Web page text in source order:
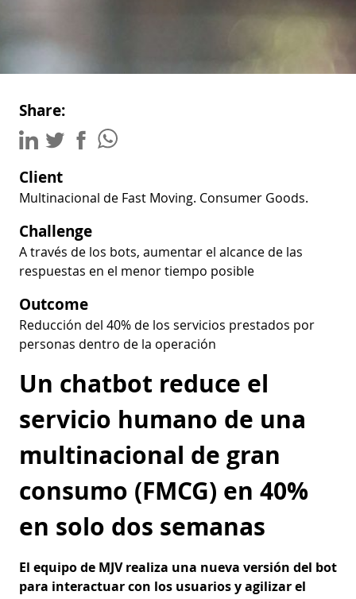
Share:
Client
Multinacional de Fast Moving. Consumer Goods.
Challenge
A través de los bots, aumentar el alcance de las
respuestas en el menor tiempo posible
Outcome
Reducción del 40% de los servicios prestados por
personas dentro de la operación
Un chatbot reduce el
servicio humano de una
multinacional de gran
consumo (FMCG) en 40%
en solo dos semanas
El equipo de MJV realiza una nueva versión del bot
para interactuar con los usuarios y agilizar el